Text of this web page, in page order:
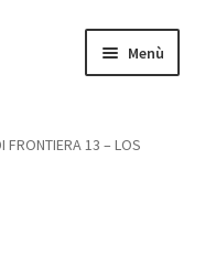
Menù
FRONTIERA 13 – LOS